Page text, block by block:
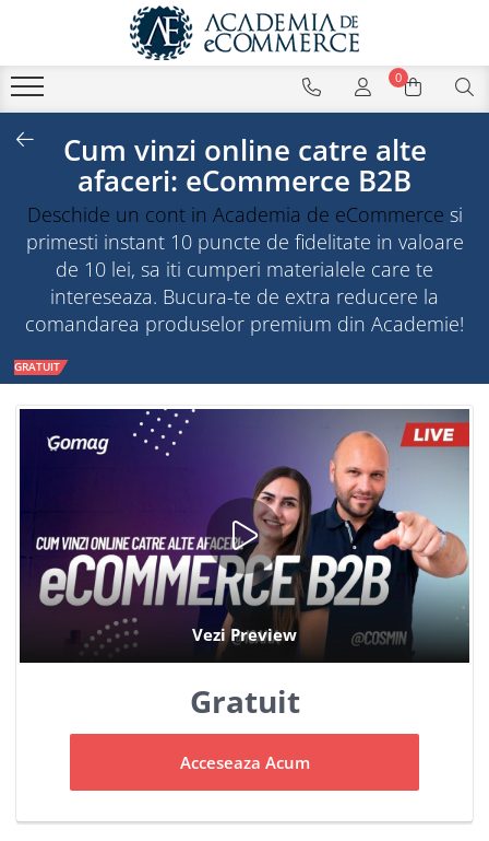
0
Cum vinzi online catre alte
afaceri: eCommerce B2B
Deschide un cont in Academia de eCommerce si
primesti instant 10 puncte de fidelitate in valoare
de 10 lei, sa iti cumperi materialele care te
intereseaza. Bucura-te de extra reducere la
comandarea produselor premium din Academie!
GRATUIT
Gratuit
Acceseaza Acum